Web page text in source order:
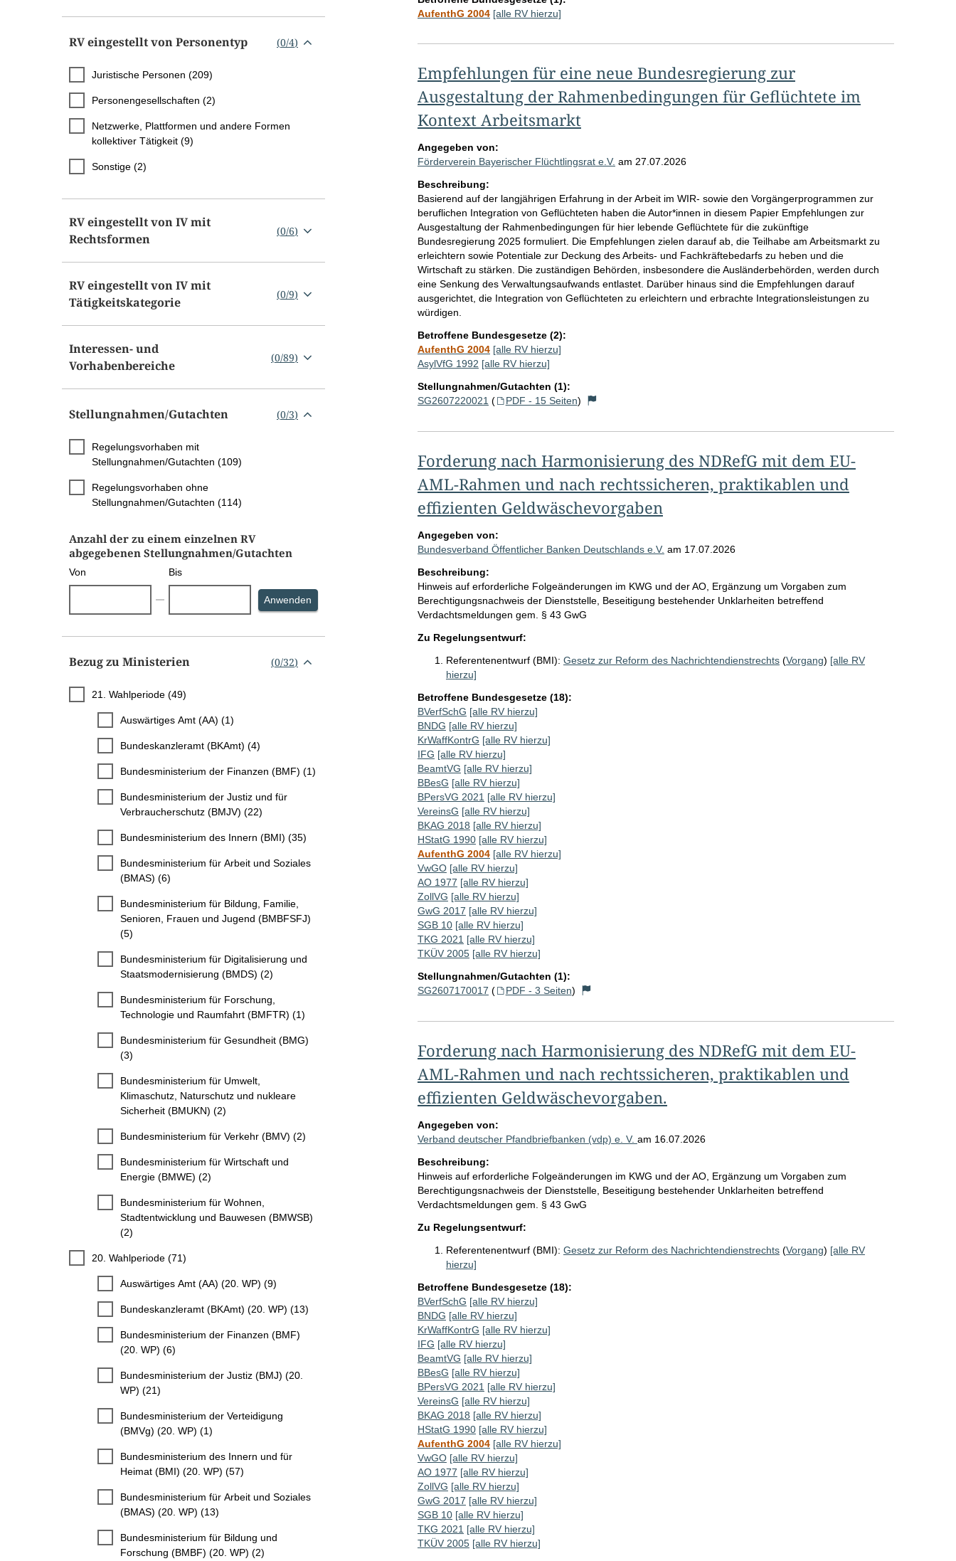
e
i
t
RV eingestellt von Personentyp (0/4)
Juristische Personen (209)
Personengesellschaften (2)
Netzwerke, Plattformen und andere Formen
kollektiver Tätigkeit (9)
Sonstige (2)
RV eingestellt von IV mit
Rechtsformen
(0/6)
RV eingestellt von IV mit
Tätigkeitskategorie
(0/9)
Interessen- und
Vorhabenbereiche
(0/89)
Stellungnahmen/​Gutachten (0/3)
Regelungsvorhaben mit
Stellungnahmen/Gutachten (109)
Regelungsvorhaben ohne
Stellungnahmen/Gutachten (114)
Anzahl der zu einem einzelnen RV
abgegebenen Stellungnahmen/Gutachten
Von Bis
Anwenden Selektion Anzahl der zu einem einzelnen RV abgegebenen Stellungnahmen/Gutachten
Bezug zu Ministerien (0/32)
21. Wahlperiode (49)
Auswärtiges Amt (AA) (1)
Bundeskanzleramt (BKAmt) (4)
Bundesministerium der Finanzen (BMF) (1)
Bundesministerium der Justiz und für
Verbraucherschutz (BMJV) (22)
Bundesministerium des Innern (BMI) (35)
Bundesministerium für Arbeit und Soziales
(BMAS) (6)
Bundesministerium für Bildung, Familie,
Senioren, Frauen und Jugend (BMBFSFJ)
(5)
Bundesministerium für Digitalisierung und
Staatsmodernisierung (BMDS) (2)
Bundesministerium für Forschung,
Technologie und Raumfahrt (BMFTR) (1)
Bundesministerium für Gesundheit (BMG)
(3)
Bundesministerium für Umwelt,
Klimaschutz, Naturschutz und nukleare
Sicherheit (BMUKN) (2)
Bundesministerium für Verkehr (BMV) (2)
Bundesministerium für Wirtschaft und
Energie (BMWE) (2)
Bundesministerium für Wohnen,
Stadtentwicklung und Bauwesen (BMWSB)
(2)
20. Wahlperiode (71)
Auswärtiges Amt (AA) (20. WP) (9)
Bundeskanzleramt (BKAmt) (20. WP) (13)
Bundesministerium der Finanzen (BMF)
(20. WP) (6)
Bundesministerium der Justiz (BMJ) (20.
WP) (21)
Bundesministerium der Verteidigung
(BMVg) (20. WP) (1)
Bundesministerium des Innern und für
Heimat (BMI) (20. WP) (57)
Bundesministerium für Arbeit und Soziales
(BMAS) (20. WP) (13)
Bundesministerium für Bildung und
Forschung (BMBF) (20. WP) (2)
AufenthG 2004 [alle RV hierzu]
Empfehlungen für eine neue Bundesregierung zur
Ausgestaltung der Rahmenbedingungen für Geflüchtete im
Kontext Arbeitsmarkt
Angegeben von:
Förderverein Bayerischer Flüchtlingsrat e.V. am 27.07.2026
Beschreibung:
Basierend auf der langjährigen Erfahrung in der Arbeit im WIR- sowie den Vorgängerprogrammen zur
beruflichen Integration von Geflüchteten haben die Autor*innen in diesem Papier Empfehlungen zur
Ausgestaltung der Rahmenbedingungen für hier lebende Geflüchtete für die zukünftige
Bundesregierung 2025 formuliert. Die Empfehlungen zielen darauf ab, die Teilhabe am Arbeitsmarkt zu
erleichtern sowie Potentiale zur Deckung des Arbeits- und Fachkräftebedarfs zu heben und die
Wirtschaft zu stärken. Die zuständigen Behörden, insbesondere die Ausländerbehörden, werden durch
eine Senkung des Verwaltungsaufwands entlastet. Darüber hinaus sind die Empfehlungen darauf
ausgerichtet, die Integration von Geflüchteten zu erleichtern und erbrachte Integrationsleistungen zu
würdigen.
Betroffene Bundesgesetze (2):
AufenthG 2004 [alle RV hierzu]
AsylVfG 1992 [alle RV hierzu]
Stellungnahmen/Gutachten (1):
SG2607220021 ( PDF - 15 Seiten)
Forderung nach Harmonisierung des NDRefG mit dem EU-
AML-Rahmen und nach rechtssicheren, praktikablen und
effizienten Geldwäschevorgaben
Angegeben von:
Bundesverband Öffentlicher Banken Deutschlands e.V. am 17.07.2026
Beschreibung:
Hinweis auf erforderliche Folgeänderungen im KWG und der AO, Ergänzung um Vorgaben zum
Berechtigungsnachweis der Dienststelle, Beseitigung bestehender Unklarheiten betreffend
Verdachtsmeldungen gem. § 43 GwG
Zu Regelungsentwurf:
Referentenentwurf (BMI): Gesetz zur Reform des Nachrichtendienstrechts(Vorgang) [alle RV
hierzu]
Betroffene Bundesgesetze (18):
BVerfSchG [alle RV hierzu]
BNDG [alle RV hierzu]
KrWaffKontrG [alle RV hierzu]
IFG [alle RV hierzu]
BeamtVG [alle RV hierzu]
BBesG [alle RV hierzu]
BPersVG 2021 [alle RV hierzu]
VereinsG [alle RV hierzu]
BKAG 2018 [alle RV hierzu]
HStatG 1990 [alle RV hierzu]
AufenthG 2004 [alle RV hierzu]
VwGO [alle RV hierzu]
AO 1977 [alle RV hierzu]
ZollVG [alle RV hierzu]
GwG 2017 [alle RV hierzu]
SGB 10 [alle RV hierzu]
TKG 2021 [alle RV hierzu]
TKÜV 2005 [alle RV hierzu]
Stellungnahmen/Gutachten (1):
SG2607170017 ( PDF - 3 Seiten)
Forderung nach Harmonisierung des NDRefG mit dem EU-
AML-Rahmen und nach rechtssicheren, praktikablen und
effizienten Geldwäschevorgaben.
Angegeben von:
Verband deutscher Pfandbriefbanken (vdp) e. V. am 16.07.2026
Beschreibung:
Hinweis auf erforderliche Folgeänderungen im KWG und der AO, Ergänzung um Vorgaben zum
Berechtigungsnachweis der Dienststelle, Beseitigung bestehender Unklarheiten betreffend
Verdachtsmeldungen gem. § 43 GwG
Zu Regelungsentwurf:
Referentenentwurf (BMI): Gesetz zur Reform des Nachrichtendienstrechts(Vorgang) [alle RV
hierzu]
Betroffene Bundesgesetze (18):
BVerfSchG [alle RV hierzu]
BNDG [alle RV hierzu]
KrWaffKontrG [alle RV hierzu]
IFG [alle RV hierzu]
BeamtVG [alle RV hierzu]
BBesG [alle RV hierzu]
BPersVG 2021 [alle RV hierzu]
VereinsG [alle RV hierzu]
BKAG 2018 [alle RV hierzu]
HStatG 1990 [alle RV hierzu]
AufenthG 2004 [alle RV hierzu]
VwGO [alle RV hierzu]
AO 1977 [alle RV hierzu]
ZollVG [alle RV hierzu]
GwG 2017 [alle RV hierzu]
SGB 10 [alle RV hierzu]
TKG 2021 [alle RV hierzu]
TKÜV 2005 [alle RV hierzu]